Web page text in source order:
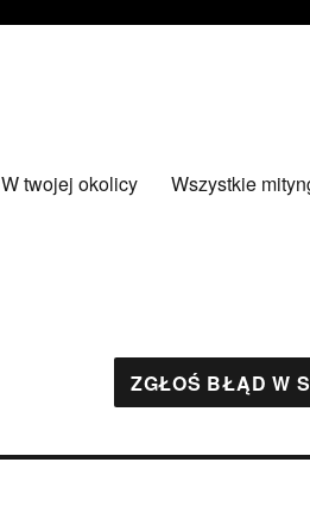
W twojej okolicy Wszystkie
ZGŁOŚ BŁĄD W